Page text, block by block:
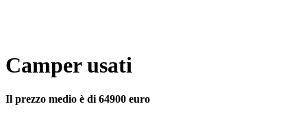
Camper usati
Il prezzo medio è di 64900 euro